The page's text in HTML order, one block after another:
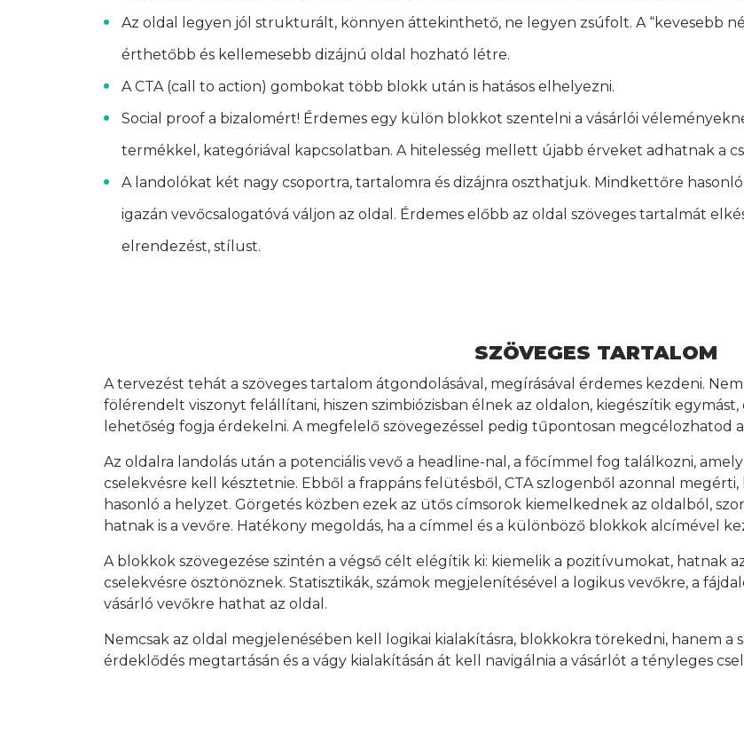
Az oldal legyen jól strukturált, könnyen áttekinthető, ne legyen zsúfolt. A “kevesebb
érthetőbb és kellemesebb dizájnú oldal hozható létre.
A CTA (call to action) gombokat több blokk után is hatásos elhelyezni.
Social proof a bizalomért! Érdemes egy külön blokkot szentelni a vásárlói
termékkel, kategóriával kapcsolatban. A hitelesség mellett újabb érveket adhatnak a
A landolókat két nagy csoportra, tartalomra és dizájnra oszthatjuk. Mindkettőre
igazán vevőcsalogatóvá váljon az oldal. Érdemes előbb az oldal szöveges tartalmát
elrendezést, stílust.
SZÖVEGES TARTALOM
A tervezést tehát a szöveges tartalom átgondolásával, megírásával érdemes kezdeni.
fölérendelt viszonyt felállítani, hiszen szimbiózisban élnek az oldalon, kiegészítik
lehetőség fogja érdekelni. A megfelelő szövegezéssel pedig tűpontosan megcélozhatod
Az oldalra landolás után a potenciális vevő a headline-nal, a főcímmel fog találkozni,
cselekvésre kell késztetnie. Ebből a frappáns felütésből, CTA szlogenből azonnal megérti,
hasonló a helyzet. Görgetés közben ezek az ütős címsorok kiemelkednek az oldalból,
hatnak is a vevőre. Hatékony megoldás, ha a címmel és a különböző blokkok alcímével
A blokkok szövegezése szintén a végső célt elégítik ki: kiemelik a pozitívumokat, hatnak
cselekvésre ösztönöznek. Statisztikák, számok megjelenítésével a logikus vevőkre, a
vásárló vevőkre hathat az oldal.
Nemcsak az oldal megjelenésében kell logikai kialakításra, blokkokra törekedni, hanem a
érdeklődés megtartásán és a vágy kialakításán át kell navigálnia a vásárlót a tényleges